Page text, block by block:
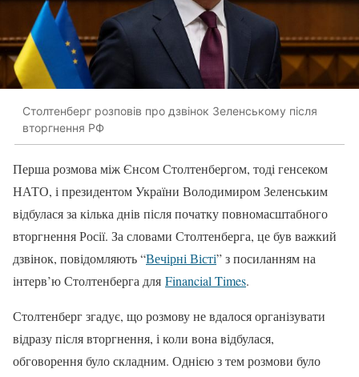
Столтенберг розповів про дзвінок Зеленському після
вторгнення РФ
Перша розмова між Єнсом Столтенбергом, тоді генсеком
НАТО, і президентом України Володимиром Зеленським
відбулася за кілька днів після початку повномасштабного
вторгнення Росії. За словами Столтенберга, це був важкий
дзвінок, повідомляють “Вечірні Вісті” з посиланням на
інтерв’ю Столтенберга для Financial Times.
Столтенберг згадує, що розмову не вдалося організувати
відразу після вторгнення, і коли вона відбулася,
обговорення було складним. Однією з тем розмови було